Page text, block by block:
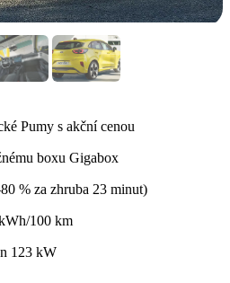
Pumy s akční cenou
boxu Gigabox
% za zhruba 23 minut)
100 km
123 kW